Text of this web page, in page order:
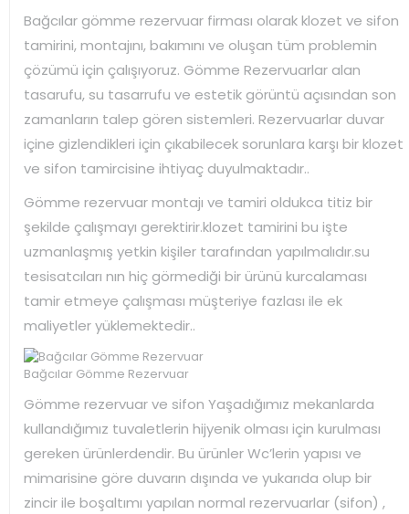
Bağcılar gömme rezervuar firması olarak klozet ve sifon
tamirini, montajını, bakımını ve oluşan tüm problemin
çözümü için çalışıyoruz. Gömme Rezervuarlar alan
tasarufu, su tasarrufu ve estetik görüntü açısından son
zamanların talep gören sistemleri. Rezervuarlar duvar
içine gizlendikleri için çıkabilecek sorunlara karşı bir klozet
ve sifon tamircisine ihtiyaç duyulmaktadır..
Gömme rezervuar montajı ve tamiri oldukca titiz bir
şekilde çalışmayı gerektirir.klozet tamirini bu işte
uzmanlaşmış yetkin kişiler tarafından yapılmalıdır.su
tesisatcıları nın hiç görmediği bir ürünü kurcalaması
tamir etmeye çalışması müşteriye fazlası ile ek
maliyetler yüklemektedir..
Bağcılar Gömme Rezervuar
Gömme rezervuar ve sifon Yaşadığımız mekanlarda
kullandığımız tuvaletlerin hijyenik olması için kurulması
gereken ürünlerdendir. Bu ürünler Wc’lerin yapısı ve
mimarisine göre duvarın dışında ve yukarıda olup bir
zincir ile boşaltımı yapılan normal rezervuarlar (sifon) ,